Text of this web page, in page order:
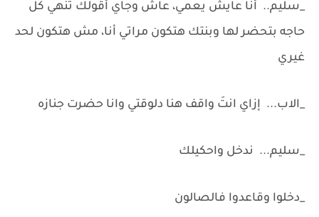
_سليم.. أنا عايش يعمي، عاش وجاي أقولك تنهي كل
حاجه بتحضر لها وبنتك هتكون مراتي أنا، مش هتكون لحد
غيري
_الاب... إزاي انتَ واقف هنا دلوقتي وانا حضرت جنازه
_سليم... ندخل واحكيلك
_دخلوا وقاعدوا فالصالون